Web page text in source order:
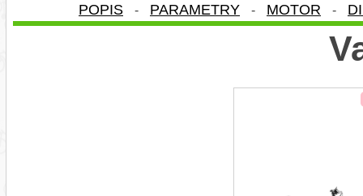
POPIS - PARAMETRY - MOTOR -